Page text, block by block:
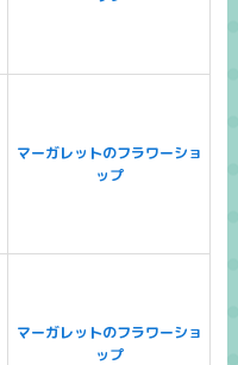
マーガレットのフラワーショ
ップ
マーガレットのフラワーショ
ップ